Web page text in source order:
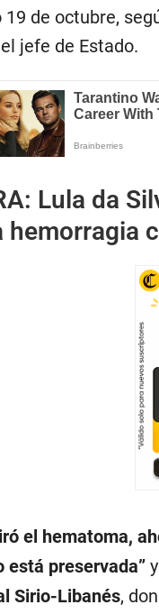
19 de octubre,
jefe de Estado.
Lula da
hemorragia
el hematoma,
está preservada”
Sirio-Libanés,